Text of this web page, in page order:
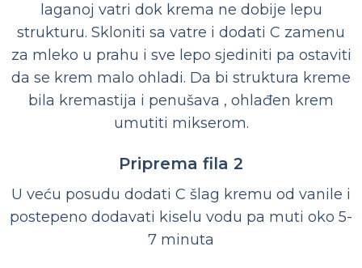
laganoj vatri dok krema ne dobije lepu
strukturu. Skloniti sa vatre i dodati C zamenu
za mleko u prahu i sve lepo sjediniti pa ostaviti
da se krem malo ohladi. Da bi struktura kreme
bila kremastija i penušava , ohlađen krem
umutiti mikserom.
Priprema fila 2
U veću posudu dodati C šlag kremu od vanile i
postepeno dodavati kiselu vodu pa muti oko 5-
7 minuta